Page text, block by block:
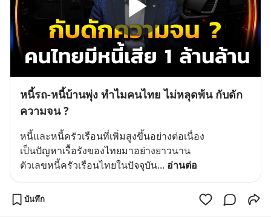
หนี้รถ-หนี้บ้านพุ่ง ทำไมคนไทย ไม่หลุดพ้น กับดัก
ความจน ?
หนี้และหนี้ครัวเรือนที่เพิ่มสูงขึ้นอย่างต่อเนื่อง
เป็นปัญหาเรื้อรังของไทยมาอย่างยาวนาน
ตัวเลขหนี้ครัวเรือนไทยในปัจจุบัน... อ่านต่อ
บันทึก